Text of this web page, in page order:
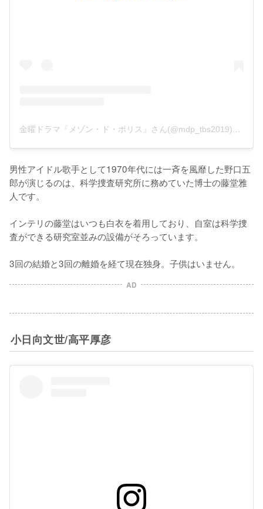
金曜ドラマ『メゾン・ド・ポリス』さん(@mdp_tbs2019)がシェアした投稿
男性アイドル歌手として1970年代には一斉を風靡した野口五
郎が演じるのは、科学捜査研究所に務めていた博士の藤堂雅
人です。
インテリの藤堂はいつも白衣を着用しており、自室は科学捜
査ができる研究室並みの設備がそろっています。
3回の結婚と3回の離婚を経て現在独身。子供はいません。
AD
小日向文世/高平厚彦